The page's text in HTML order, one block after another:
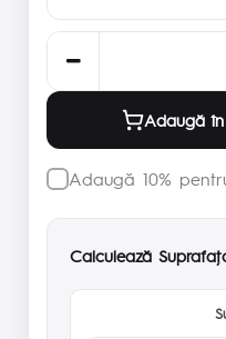
Adaugă
Adaugă 10%
Calculează